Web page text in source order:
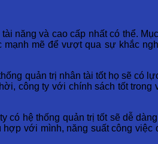
năng và cao cấp nhất có thể.
mẽ để vượt qua sự khắc
quản trị nhân tài tốt họ sẽ có
công ty với chính sách tốt trong
có hệ thống quản trị tốt sẽ dễ
với mình, năng suất công